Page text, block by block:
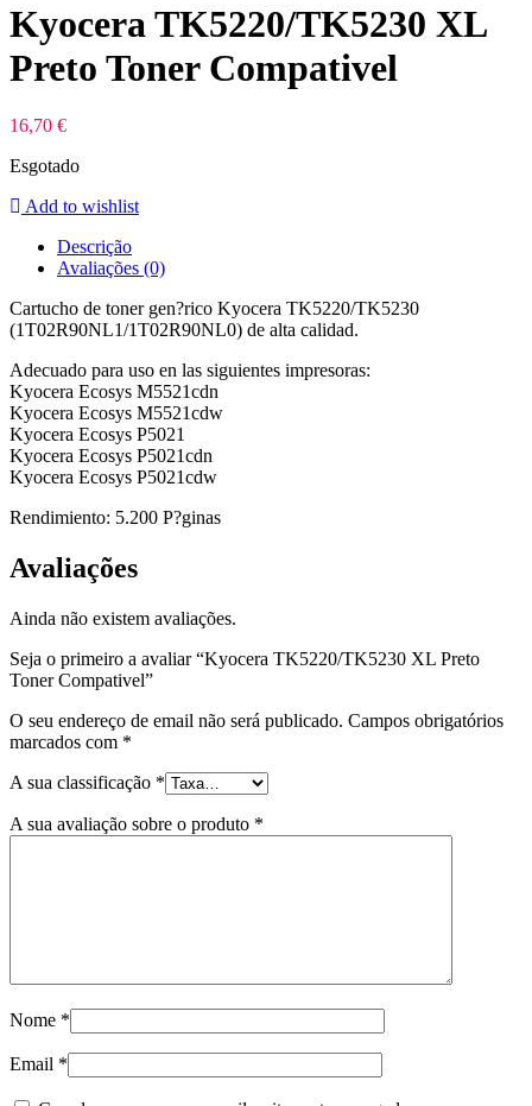
Kyocera TK5220/TK5230 XL
Preto Toner Compativel
16,70 €
Esgotado
Add to wishlist
Descrição
Avaliações (0)
Cartucho de toner gen?rico Kyocera TK5220/TK5230
(1T02R90NL1/1T02R90NL0) de alta calidad.
Adecuado para uso en las siguientes impresoras:
Kyocera Ecosys M5521cdn
Kyocera Ecosys M5521cdw
Kyocera Ecosys P5021
Kyocera Ecosys P5021cdn
Kyocera Ecosys P5021cdw
Rendimiento: 5.200 P?ginas
Avaliações
Ainda não existem avaliações.
Seja o primeiro a avaliar “Kyocera TK5220/TK5230 XL Preto
Toner Compativel”
O seu endereço de email não será publicado. Campos obrigatórios
marcados com *
A sua classificação *
A sua avaliação sobre o produto *
Nome *
Email *